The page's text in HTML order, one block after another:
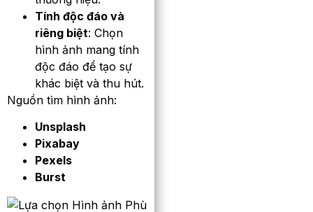
Tính độc đáo và
riêng biệt: Chọn
hình ảnh mang tính
độc đáo để tạo sự
khác biệt và thu hút.
Nguồn tìm hình ảnh:
Unsplash
Pixabay
Pexels
Burst